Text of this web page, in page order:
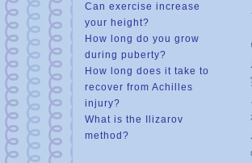
Can exercise increase
your height?
How long do you grow
during puberty?
How long does it take to
recover from Achilles
injury?
What is the Ilizarov
method?